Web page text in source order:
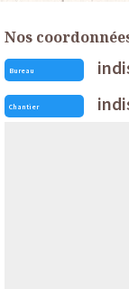
Nos
Bureau
Chantier